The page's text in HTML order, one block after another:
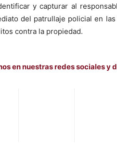
y capturar al
del patrullaje policial en
contra la propiedad.
en nuestras redes sociales y